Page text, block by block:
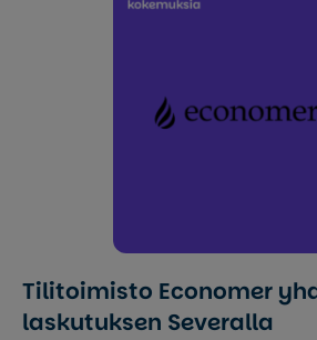
Tilitoimisto Economer
laskutuksen Severalla